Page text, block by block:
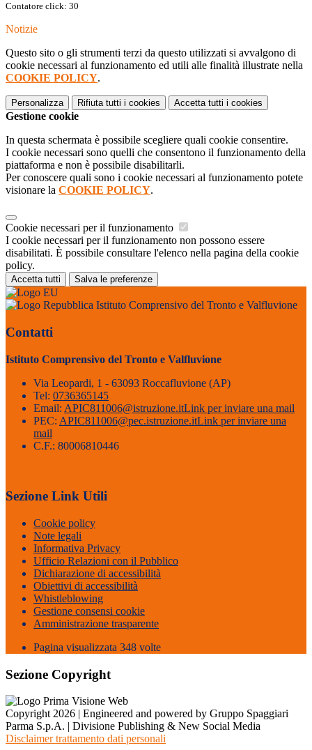
Contatore click: 30
Notizie
Questo sito o gli strumenti terzi da questo utilizzati si avvalgono di
cookie necessari al funzionamento ed utili alle finalità illustrate nella
COOKIE POLICY.
Personalizza Rifiuta tutti i cookies Accetta tutti i cookies
Gestione cookie
In questa schermata è possibile scegliere quali cookie consentire.
I cookie necessari sono quelli che consentono il funzionamento della
piattaforma e non è possibile disabilitarli.
Per conoscere quali sono i cookie necessari al funzionamento potete
visionare la COOKIE POLICY.
Cookie necessari per il funzionamento
I cookie necessari per il funzionamento non possono essere
disabilitati. È possibile consultare l'elenco nella pagina della cookie
policy.
Accetta tutti Salva le preferenze
Istituto Comprensivo del Tronto e Valfluvione
Contatti
Istituto Comprensivo del Tronto e Valfluvione
Via Leopardi, 1 - 63093 Roccafluvione (AP)
Tel: 0736365145
Email: APIC811006@istruzione.itLink per inviare una mail
PEC: APIC811006@pec.istruzione.itLink per inviare una
mail
C.F.: 80006810446
Sezione Link Utili
Cookie policy
Note legali
Informativa Privacy
Ufficio Relazioni con il Pubblico
Dichiarazione di accessibilità
Obiettivi di accessibilità
Whistleblowing
Gestione consensi cookie
Amministrazione trasparente
Pagina visualizzata 348 volte
Sezione Copyright
Copyright 2026 | Engineered and powered by Gruppo Spaggiari
Parma S.p.A. | Divisione Publishing & New Social Media
Disclaimer trattamento dati personali